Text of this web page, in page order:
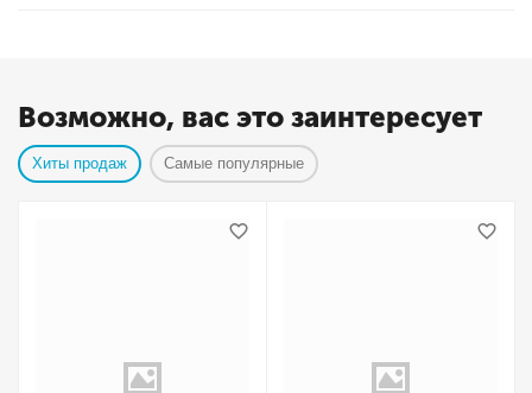
Возможно, вас это заинтересует
Хиты продаж Самые популярные